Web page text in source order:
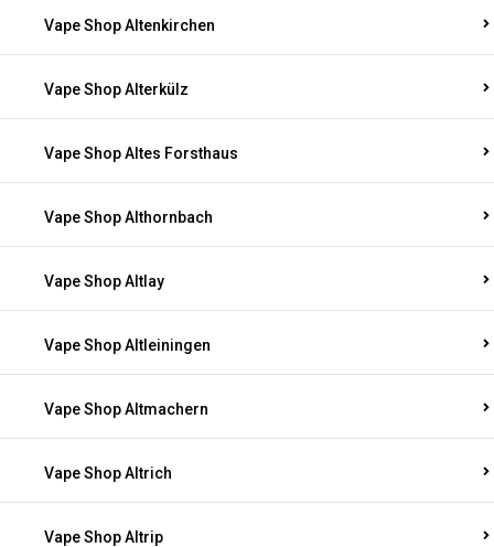
Vape Shop Altenkirchen
Vape Shop Alterkülz
Vape Shop Altes Forsthaus
Vape Shop Althornbach
Vape Shop Altlay
Vape Shop Altleiningen
Vape Shop Altmachern
Vape Shop Altrich
Vape Shop Altrip